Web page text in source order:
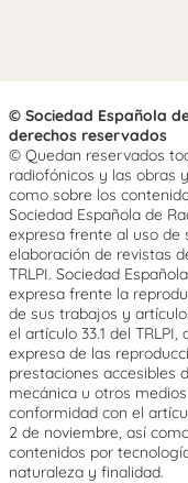
© Sociedad Española
derechos reservados
© Quedan reservados
radiofónicos y las obras
como sobre los
Sociedad Española de
expresa frente al uso de
elaboración de revistas
TRLPI. Sociedad
expresa frente la
de sus trabajos y
el artículo 33.1 del
expresa de las
prestaciones accesibles
mecánica u otros
conformidad con el
2 de noviembre, así
contenidos por
naturaleza y finalidad.